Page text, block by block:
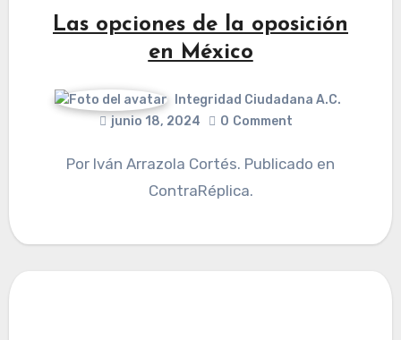
Las opciones de la oposición
en México
Integridad Ciudadana A.C.
junio 18, 2024
0 Comment
Por Iván Arrazola Cortés. Publicado en
ContraRéplica.